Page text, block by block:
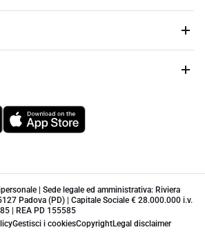
| Sede legale ed amministrativa: Riviera
Padova (PD) | Capitale Sociale € 28.000.000 i.v.
| REA PD 155585
Gestisci i cookiesCopyrightLegal disclaimer